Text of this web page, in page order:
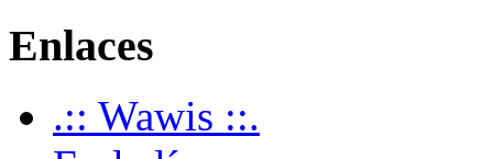
Enlaces
.:: Wawis ::.